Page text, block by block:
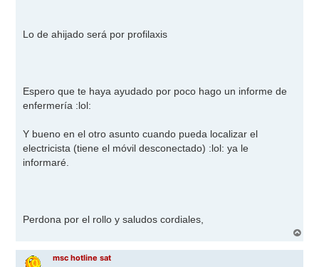
Lo de ahijado será por profilaxis
Espero que te haya ayudado por poco hago un informe de
enfermería :lol:
Y bueno en el otro asunto cuando pueda localizar el
electricista (tiene el móvil desconectado) :lol: ya le
informaré.
Perdona por el rollo y saludos cordiales,
r
msc hotline sat